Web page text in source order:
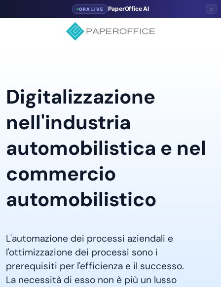
ORA LIVE PaperOffice AI ×
Digitalizzazione
nell'industria
automobilistica e nel
commercio
automobilistico
L'automazione dei processi aziendali e
l'ottimizzazione dei processi sono i
prerequisiti per l'efficienza e il successo.
La necessità di esso non è più un lusso